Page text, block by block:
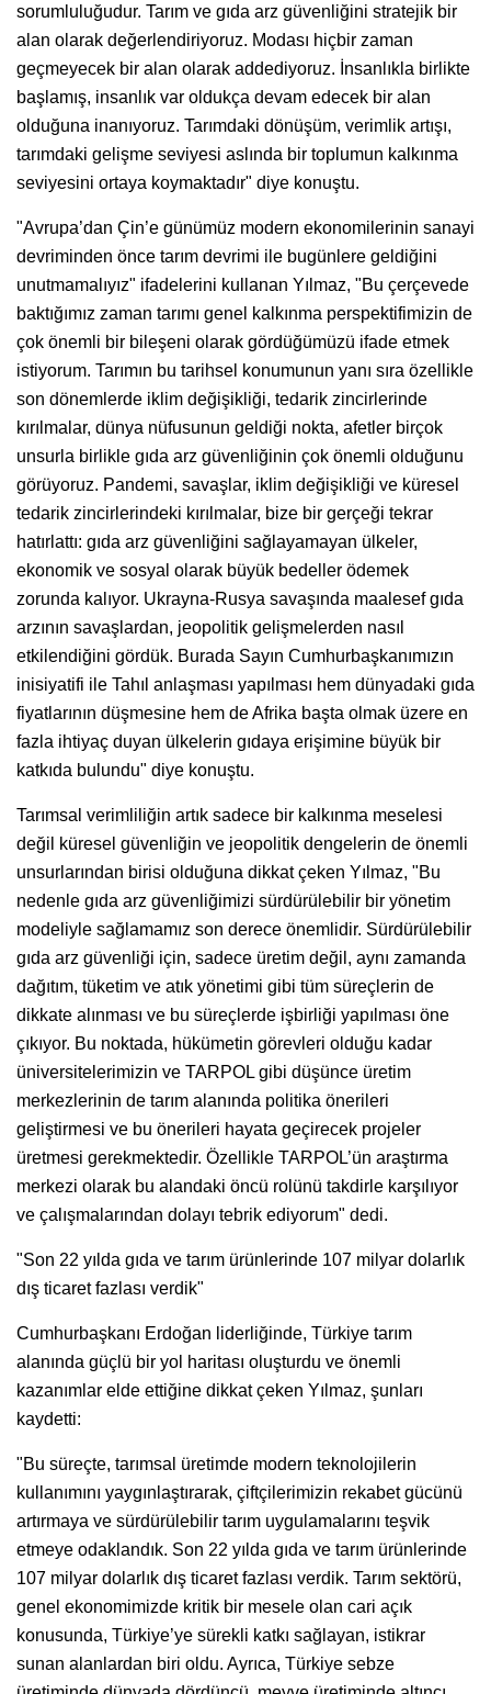
sorumluluğudur. Tarım ve gıda arz güvenliğini stratejik bir
alan olarak değerlendiriyoruz. Modası hiçbir zaman
geçmeyecek bir alan olarak addediyoruz. İnsanlıkla birlikte
başlamış, insanlık var oldukça devam edecek bir alan
olduğuna inanıyoruz. Tarımdaki dönüşüm, verimlik artışı,
tarımdaki gelişme seviyesi aslında bir toplumun kalkınma
seviyesini ortaya koymaktadır" diye konuştu.
"Avrupa’dan Çin’e günümüz modern ekonomilerinin sanayi
devriminden önce tarım devrimi ile bugünlere geldiğini
unutmamalıyız" ifadelerini kullanan Yılmaz, "Bu çerçevede
baktığımız zaman tarımı genel kalkınma perspektifimizin de
çok önemli bir bileşeni olarak gördüğümüzü ifade etmek
istiyorum. Tarımın bu tarihsel konumunun yanı sıra özellikle
son dönemlerde iklim değişikliği, tedarik zincirlerinde
kırılmalar, dünya nüfusunun geldiği nokta, afetler birçok
unsurla birlikle gıda arz güvenliğinin çok önemli olduğunu
görüyoruz. Pandemi, savaşlar, iklim değişikliği ve küresel
tedarik zincirlerindeki kırılmalar, bize bir gerçeği tekrar
hatırlattı: gıda arz güvenliğini sağlayamayan ülkeler,
ekonomik ve sosyal olarak büyük bedeller ödemek
zorunda kalıyor. Ukrayna-Rusya savaşında maalesef gıda
arzının savaşlardan, jeopolitik gelişmelerden nasıl
etkilendiğini gördük. Burada Sayın Cumhurbaşkanımızın
inisiyatifi ile Tahıl anlaşması yapılması hem dünyadaki gıda
fiyatlarının düşmesine hem de Afrika başta olmak üzere en
fazla ihtiyaç duyan ülkelerin gıdaya erişimine büyük bir
katkıda bulundu" diye konuştu.
Tarımsal verimliliğin artık sadece bir kalkınma meselesi
değil küresel güvenliğin ve jeopolitik dengelerin de önemli
unsurlarından birisi olduğuna dikkat çeken Yılmaz, "Bu
nedenle gıda arz güvenliğimizi sürdürülebilir bir yönetim
modeliyle sağlamamız son derece önemlidir. Sürdürülebilir
gıda arz güvenliği için, sadece üretim değil, aynı zamanda
dağıtım, tüketim ve atık yönetimi gibi tüm süreçlerin de
dikkate alınması ve bu süreçlerde işbirliği yapılması öne
çıkıyor. Bu noktada, hükümetin görevleri olduğu kadar
üniversitelerimizin ve TARPOL gibi düşünce üretim
merkezlerinin de tarım alanında politika önerileri
geliştirmesi ve bu önerileri hayata geçirecek projeler
üretmesi gerekmektedir. Özellikle TARPOL’ün araştırma
merkezi olarak bu alandaki öncü rolünü takdirle karşılıyor
ve çalışmalarından dolayı tebrik ediyorum" dedi.
"Son 22 yılda gıda ve tarım ürünlerinde 107 milyar dolarlık
dış ticaret fazlası verdik"
Cumhurbaşkanı Erdoğan liderliğinde, Türkiye tarım
alanında güçlü bir yol haritası oluşturdu ve önemli
kazanımlar elde ettiğine dikkat çeken Yılmaz, şunları
kaydetti:
"Bu süreçte, tarımsal üretimde modern teknolojilerin
kullanımını yaygınlaştırarak, çiftçilerimizin rekabet gücünü
artırmaya ve sürdürülebilir tarım uygulamalarını teşvik
etmeye odaklandık. Son 22 yılda gıda ve tarım ürünlerinde
107 milyar dolarlık dış ticaret fazlası verdik. Tarım sektörü,
genel ekonomimizde kritik bir mesele olan cari açık
konusunda, Türkiye’ye sürekli katkı sağlayan, istikrar
sunan alanlardan biri oldu. Ayrıca, Türkiye sebze